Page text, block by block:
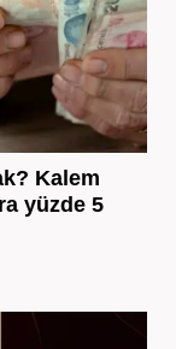
Kalem
yüzde 5